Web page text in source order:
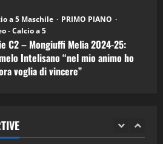
a 5 Maschile
PRIMO PIANO
- Calcio a 5
C2 – Mongiuffi Melia 2024-25:
Intelisano “nel mio animo ho
voglia di vincere”
in Podcast: 30^ Puntata
05 Maggio 2026)
05/2026
04/2026